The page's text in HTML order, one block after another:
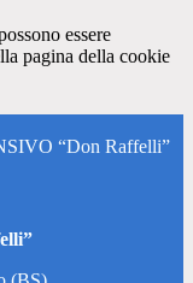
essere
pagina della cookie
“Don Raffelli”